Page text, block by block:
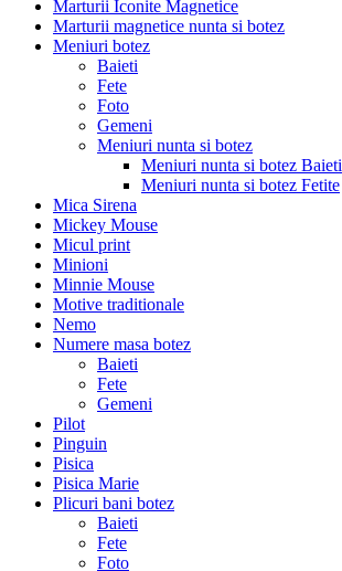
Marturii Iconite Magnetice
Marturii magnetice nunta si botez
Meniuri botez
Baieti
Fete
Foto
Gemeni
Meniuri nunta si botez
Meniuri nunta si botez Baieti
Meniuri nunta si botez Fetite
Mica Sirena
Mickey Mouse
Micul print
Minioni
Minnie Mouse
Motive traditionale
Nemo
Numere masa botez
Baieti
Fete
Gemeni
Pilot
Pinguin
Pisica
Pisica Marie
Plicuri bani botez
Baieti
Fete
Foto